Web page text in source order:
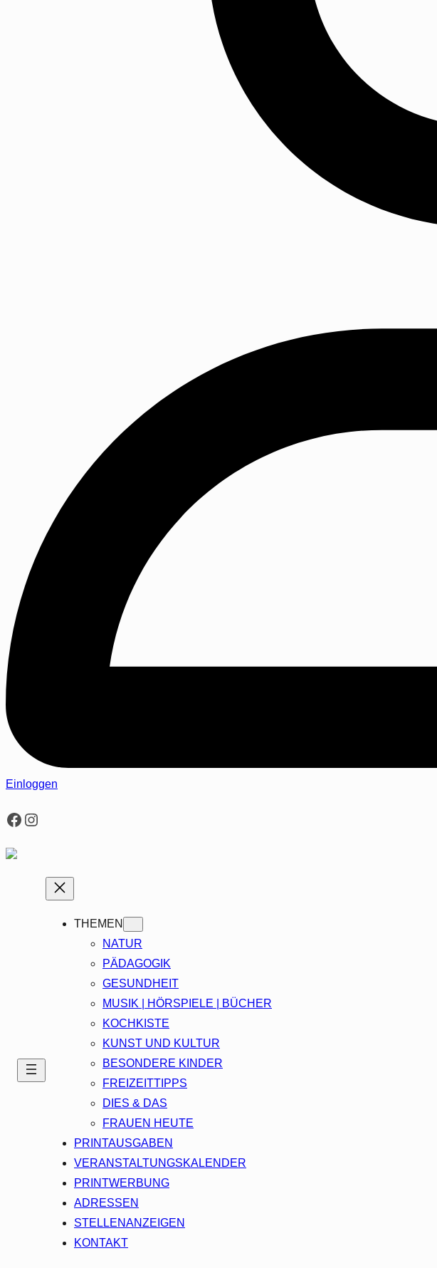
Einloggen
Facebook
Instagram
THEMEN
NATUR
PÄDAGOGIK
GESUNDHEIT
MUSIK | HÖRSPIELE | BÜCHER
KOCHKISTE
KUNST UND KULTUR
BESONDERE KINDER
FREIZEITTIPPS
DIES & DAS
FRAUEN HEUTE
PRINTAUSGABEN
VERANSTALTUNGSKALENDER
PRINTWERBUNG
ADRESSEN
STELLENANZEIGEN
KONTAKT